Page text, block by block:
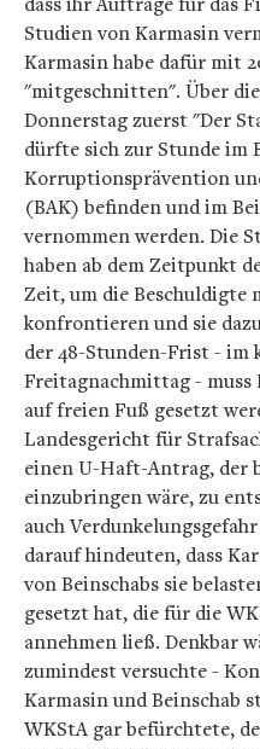
Studien von Karmasin
Karmasin habe dafür mit
"mitgeschnitten". Über
Donnerstag zuerst "Der
dürfte sich zur Stunde im
Korruptionsprävention
(BAK) befinden und im
vernommen werden. Die
haben ab dem Zeitpunkt
Zeit, um die Beschuldigte
konfrontieren und sie
der 48-Stunden-Frist - im
Freitagnachmittag - muss
auf freien Fuß gesetzt
Landesgericht für
einen U-Haft-Antrag, der
einzubringen wäre, zu
auch
darauf hindeuten, dass
von Beinschabs sie
gesetzt hat, die für die
annehmen ließ. Denkbar
zumindest versuchte -
Karmasin und Beinschab
WKStA gar befürchtete,